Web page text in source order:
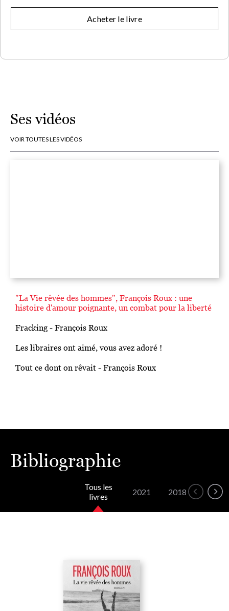
Acheter le livre
Ses vidéos
VOIR TOUTES LES VIDÉOS
"La Vie rêvée des hommes", François Roux : une
histoire d'amour poignante, un combat pour la liberté
Fracking - François Roux
Les libraires ont aimé, vous avez adoré !
Tout ce dont on rêvait - François Roux
Bibliographie
Tous les
livres
2021 2018 2017